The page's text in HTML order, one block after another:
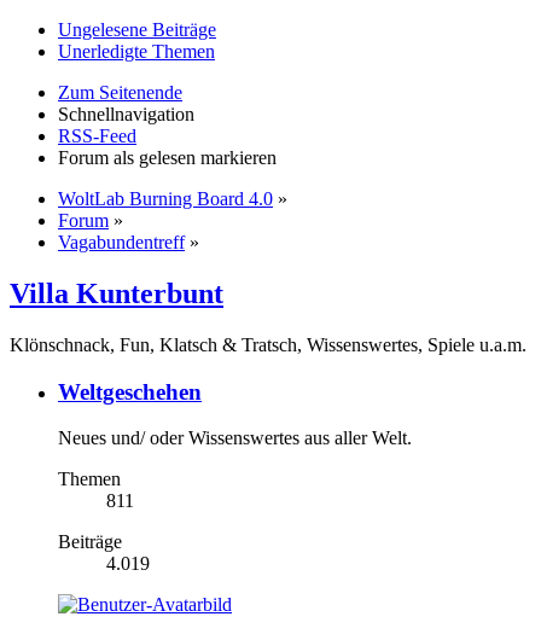
Ungelesene Beiträge
Unerledigte Themen
Zum Seitenende
Schnellnavigation
RSS-Feed
Forum als gelesen markieren
WoltLab Burning Board 4.0 »
Forum »
Vagabundentreff »
Villa Kunterbunt
Klönschnack, Fun, Klatsch & Tratsch, Wissenswertes, Spiele u.a.m.
Weltgeschehen
Neues und/ oder Wissenswertes aus aller Welt.
Themen
811
Beiträge
4.019